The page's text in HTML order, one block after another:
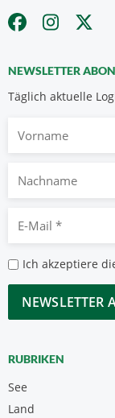
NEWSLETTER
Täglich aktuelle
Vorname
Nachname
Mail
*
*
Ich akzeptiere
CAPTCHA
RUBRIKEN
See
Land